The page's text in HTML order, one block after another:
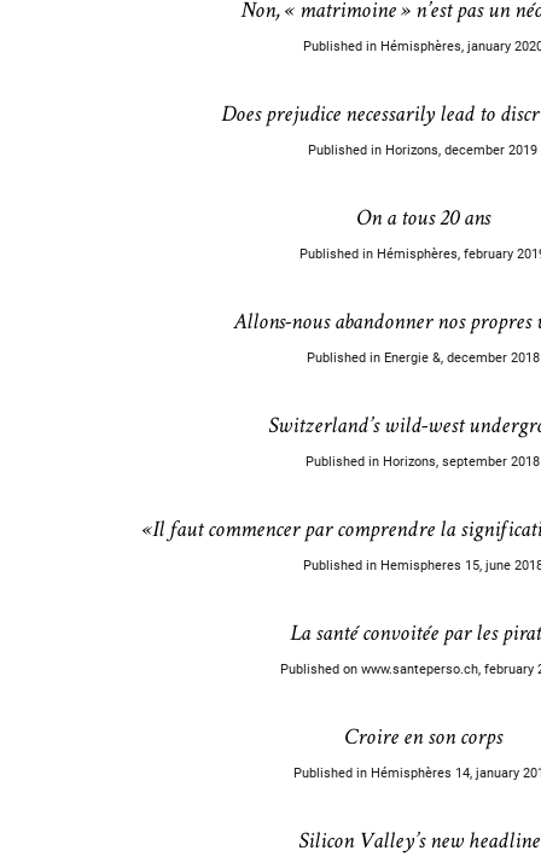
Non, « matrimoine » n’est pas un
Published in Hémisphères, january
Does prejudice necessarily lead to
Published in Horizons, december 2019
On a tous 20 ans
Published in Hémisphères, february
Allons-nous abandonner nos propres
Published in Energie &, december 2018
Switzerland’s wild-west
Published in Horizons, september 2018
«Il faut commencer par comprendre la
Published in Hemispheres 15, june
La santé convoitée par les
Published on www.santeperso.ch, february
Croire en son corps
Published in Hémisphères 14, january
Silicon Valley’s new